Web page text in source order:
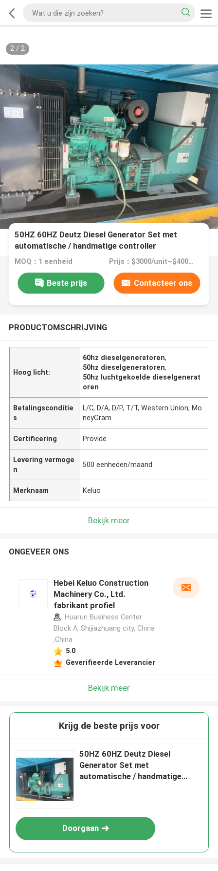
2/ 2
50HZ 60HZ Deutz Diesel Generator Set met
automatische / handmatige controller
MOQ：1 eenheid Prijs：$3000/unit~$4000/unit
Beste prijs Contacteer ons
PRODUCTOMSCHRIJVING
Hoog licht:
60hz dieselgeneratoren,
50hz dieselgeneratoren,
50hz luchtgekoelde dieselgenerat
oren
Betalingsconditie
s
L/C, D/A, D/P, T/T, Western Union, Mo
neyGram
Certificering Provide
Levering vermoge
n
500 eenheden/maand
Merknaam Keluo
Bekijk meer
ONGEVEER ONS
Hebei Keluo Construction
Machinery Co., Ltd.
fabrikant profiel
Huarun Business Center
Block A, Shijiazhuang city, China
,China
5.0
Geverifieerde Leverancier
Bekijk meer
Krijg de beste prijs voor
50HZ 60HZ Deutz Diesel
Generator Set met
automatische / handmatige
Doorgaan